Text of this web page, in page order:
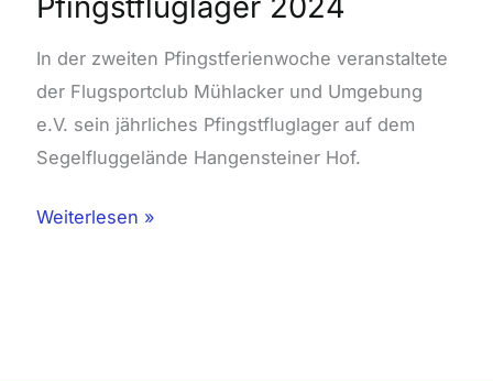
In der zweiten Pfingstferienwoche veranstaltete
der Flugsportclub Mühlacker und Umgebung
e.V. sein jährliches Pfingstfluglager auf dem
Segelfluggelände Hangensteiner Hof.
Weiterlesen »